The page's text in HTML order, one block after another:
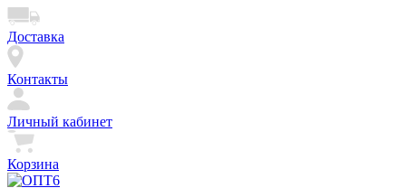
Доставка
Контакты
Личный кабинет
Корзина